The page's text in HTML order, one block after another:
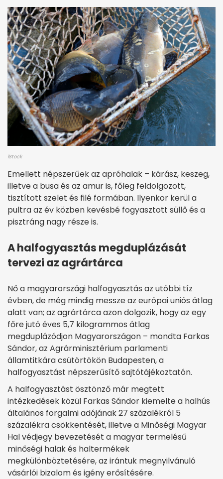
iStock
Emellett népszerűek az apróhalak – kárász, keszeg,
illetve a busa és az amur is, főleg feldolgozott,
tisztított szelet és filé formában. Ilyenkor kerül a
pultra az év közben kevésbé fogyasztott süllő és a
pisztráng nagy része is.
A halfogyasztás megduplázását
tervezi az agrártárca
Nő a magyarországi halfogyasztás az utóbbi tíz
évben, de még mindig messze az európai uniós átlag
alatt van; az agrártárca azon dolgozik, hogy az egy
főre jutó éves 5,7 kilogrammos átlag
megduplázódjon Magyarországon – mondta Farkas
Sándor, az Agrárminisztérium parlamenti
államtitkára csütörtökön Budapesten, a
halfogyasztást népszerűsítő sajtótájékoztatón.
A halfogyasztást ösztönző már megtett
intézkedések közül Farkas Sándor kiemelte a halhús
általános forgalmi adójának 27 százalékról 5
százalékra csökkentését, illetve a Minőségi Magyar
Hal védjegy bevezetését a magyar termelésű
minőségi halak és haltermékek
megkülönböztetésére, az irántuk megnyilvánuló
vásárlói bizalom és igény erősítésére.